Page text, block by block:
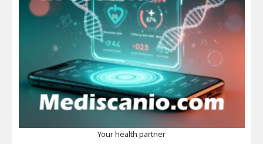
Your health partner